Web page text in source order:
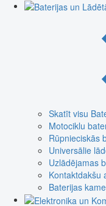
Skatīt visu
Motociklu
Rūpnieciskās
Universālie
Uzlādējamas
Kontaktdakšu
Baterijas